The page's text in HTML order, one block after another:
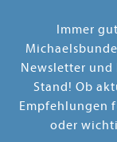
Immer
Newsletter und
Stand! Ob
Empfehlungen
oder